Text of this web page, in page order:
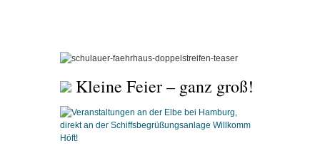
Kleine Feier – ganz groß!